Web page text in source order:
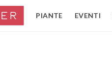
PIANTE EVENTI